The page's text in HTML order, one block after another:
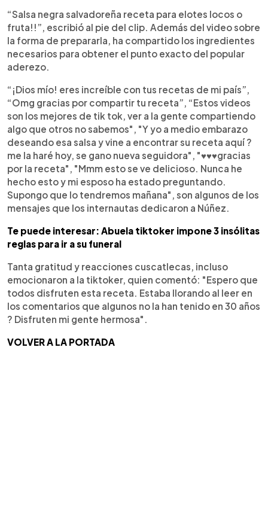
“Salsa negra salvadoreña receta para elotes locos o
fruta!!”, escribió al pie del clip. Además del video sobre
la forma de prepararla, ha compartido los ingredientes
necesarios para obtener el punto exacto del popular
aderezo.
“¡Dios mío! eres increíble con tus recetas de mi país”,
“Omg gracias por compartir tu receta”, “Estos videos
son los mejores de tik tok, ver a la gente compartiendo
algo que otros no sabemos", "Y yo a medio embarazo
deseando esa salsa y vine a encontrar su receta aquí ?
me la haré hoy, se gano nueva seguidora", "♥️♥️♥️gracias
por la receta", "Mmm esto se ve delicioso. Nunca he
hecho esto y mi esposo ha estado preguntando.
Supongo que lo tendremos mañana", son algunos de los
mensajes que los internautas dedicaron a Núñez.
Te puede interesar: Abuela tiktoker impone 3 insólitas
reglas para ir a su funeral
Tanta gratitud y reacciones cuscatlecas, incluso
emocionaron a la tiktoker, quien comentó: "Espero que
todos disfruten esta receta. Estaba llorando al leer en
los comentarios que algunos no la han tenido en 30 años
? Disfruten mi gente hermosa".
VOLVER A LA PORTADA